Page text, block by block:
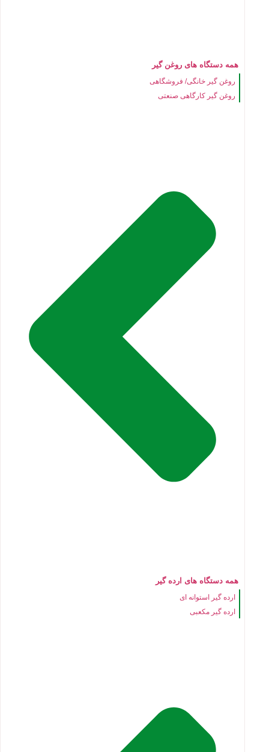
همه دستگاه های روغن گیر
روغن گیر خانگی/ فروشگاهی
روغن گیر کارگاهی صنعتی
همه دستگاه های ارده گیر
ارده گیر استوانه ای
ارده گیر مکعبی